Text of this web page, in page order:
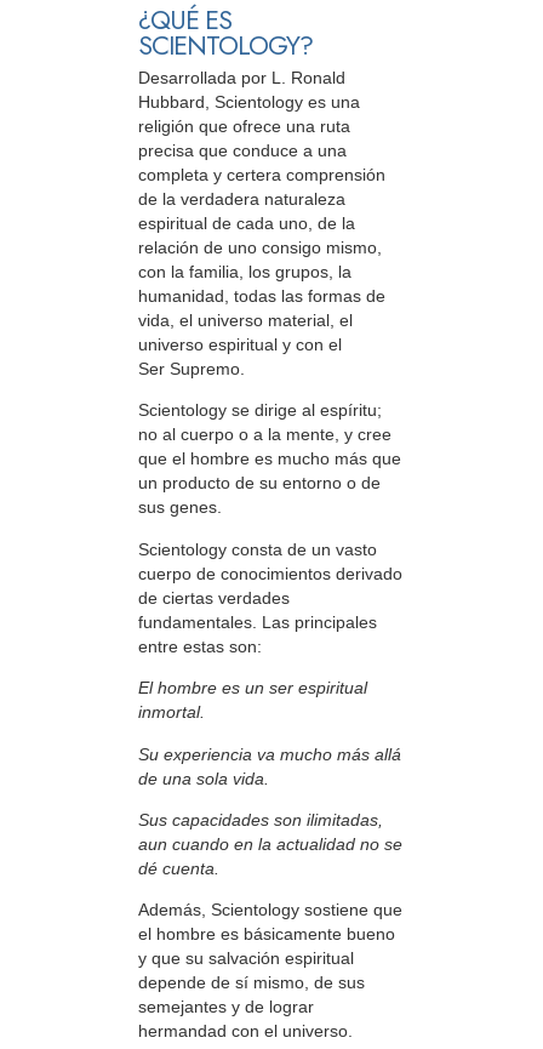
¿QUÉ ES
SCIENTOLOGY?
Desarrollada por L. Ronald
Hubbard, Scientology es una
religión que ofrece una ruta
precisa que conduce a una
completa y certera comprensión
de la verdadera naturaleza
espiritual de cada uno, de la
relación de uno consigo mismo,
con la familia, los grupos, la
humanidad, todas las formas de
vida, el universo material, el
universo espiritual y con el
Ser Supremo.
Scientology se dirige al espíritu;
no al cuerpo o a la mente, y cree
que el hombre es mucho más que
un producto de su entorno o de
sus genes.
Scientology consta de un vasto
cuerpo de conocimientos derivado
de ciertas verdades
fundamentales. Las principales
entre estas son:
El hombre es un ser espiritual
inmortal.
Su experiencia va mucho más allá
de una sola vida.
Sus capacidades son ilimitadas,
aun cuando en la actualidad no se
dé cuenta.
Además, Scientology sostiene que
el hombre es básicamente bueno
y que su salvación espiritual
depende de sí mismo, de sus
semejantes y de lograr
hermandad con el universo.